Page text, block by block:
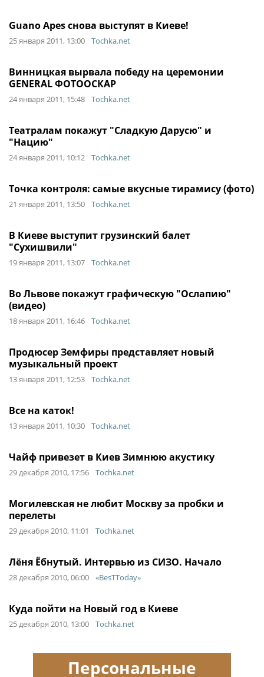
Guano Apes снова выступят в Киеве!
25 января 2011, 13:00 Tochka.net
Винницкая вырвала победу на церемонии
GENERAL ФОТООСКАР
24 января 2011, 15:48 Tochka.net
Театралам покажут "Сладкую Дарусю" и
"Нацию"
24 января 2011, 10:12 Tochka.net
Точка контроля: самые вкусные тирамису (фото)
21 января 2011, 13:50 Tochka.net
В Киеве выступит грузинский балет
"Сухишвили"
19 января 2011, 13:07 Tochka.net
Во Львове покажут графическую "Ослапию"
(видео)
18 января 2011, 16:46 Tochka.net
Продюсер Земфиры представляет новый
музыкальный проект
13 января 2011, 12:53 Tochka.net
Все на каток!
13 января 2011, 10:30 Tochka.net
Чайф привезет в Киев Зимнюю акустику
29 декабря 2010, 17:56 Tochka.net
Могилевская не любит Москву за пробки и
перелеты
29 декабря 2010, 11:01 Tochka.net
Лёня Ёбнутый. Интервью из СИЗО. Начало
28 декабря 2010, 06:00 «BesTToday»
Куда пойти на Новый год в Киеве
25 декабря 2010, 13:00 Tochka.net
Персональные